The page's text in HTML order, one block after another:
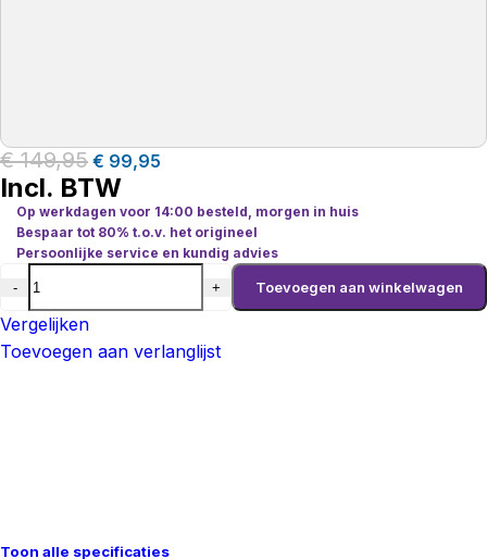
€149,95 € 99,95
Incl. BTW
Op werkdagen voor 14:00 besteld, morgen in huis
Bespaar tot 80% t.o.v. het origineel
Persoonlijke service en kundig advies
- + Toevoegen aan winkelwagen
Vergelijken
Toevoegen aan verlanglijst
Toon alle specificaties